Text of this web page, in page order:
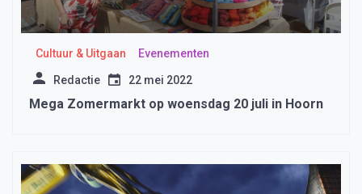
Cultuur & Uitgaan Evenementen
Redactie 22 mei 2022
Mega Zomermarkt op woensdag 20 juli in Hoorn